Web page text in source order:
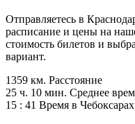
Отправляетесь в
расписание и цены на
стоимость билетов и
вариант.
1359 км. Расстояние
25 ч. 10 мин. Среднее
15 : 41 Время в Чебоксарах